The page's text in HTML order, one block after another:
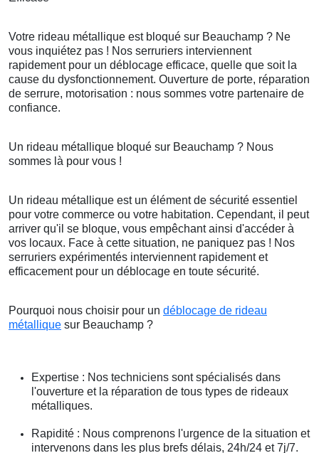
Votre rideau métallique est bloqué sur Beauchamp ? Ne
vous inquiétez pas ! Nos serruriers interviennent
rapidement pour un déblocage efficace, quelle que soit la
cause du dysfonctionnement. Ouverture de porte, réparation
de serrure, motorisation : nous sommes votre partenaire de
confiance.
Un rideau métallique bloqué sur Beauchamp ? Nous
sommes là pour vous !
Un rideau métallique est un élément de sécurité essentiel
pour votre commerce ou votre habitation. Cependant, il peut
arriver qu'il se bloque, vous empêchant ainsi d'accéder à
vos locaux. Face à cette situation, ne paniquez pas ! Nos
serruriers expérimentés interviennent rapidement et
efficacement pour un déblocage en toute sécurité.
Pourquoi nous choisir pour un déblocage de rideau
métallique sur Beauchamp ?
Expertise : Nos techniciens sont spécialisés dans
l'ouverture et la réparation de tous types de rideaux
métalliques.
Rapidité : Nous comprenons l'urgence de la situation et
intervenons dans les plus brefs délais, 24h/24 et 7j/7.